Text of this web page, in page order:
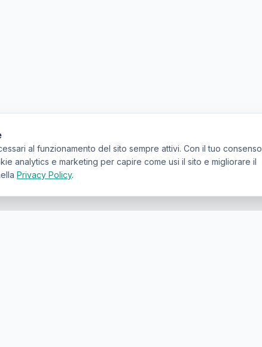
al funzionamento del sito sempre attivi. Con il tuo consenso
analytics e marketing per capire come usi il sito e migliorare il
Privacy Policy.